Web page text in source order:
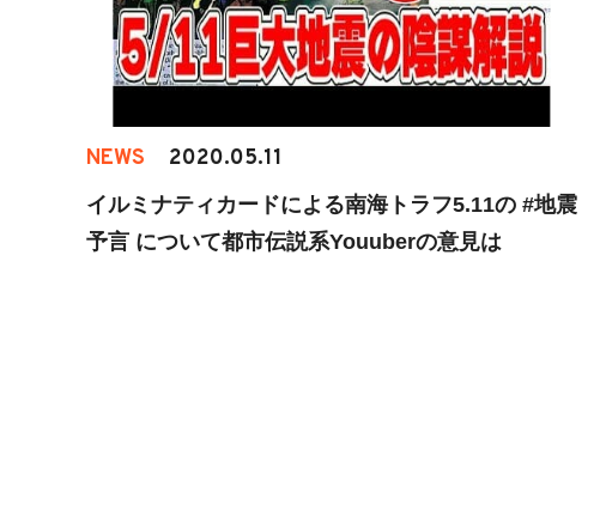
NEWS 2020.05.11
イルミナティカードによる南海トラフ5.11の #地震
予言 について都市伝説系Youuberの意見は